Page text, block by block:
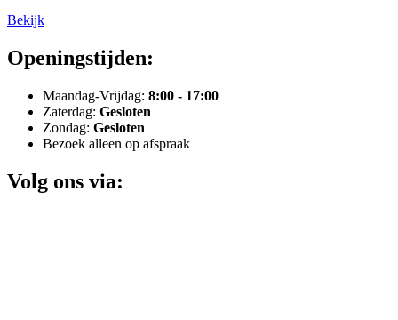
Bekijk
Openingstijden:
Maandag-Vrijdag: 8:00 - 17:00
Zaterdag: Gesloten
Zondag: Gesloten
Bezoek alleen op afspraak
Volg ons via: